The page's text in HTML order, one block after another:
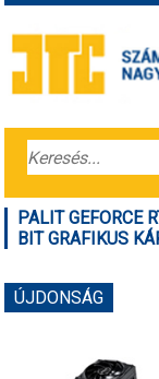
PALIT GEFORCE
BIT GRAFIKUS
ÚJDONSÁG